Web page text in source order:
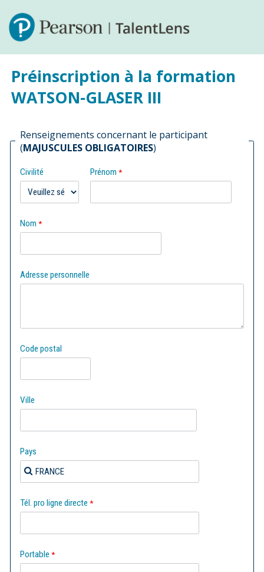
Préinscription à la formation
WATSON-GLASER III
Renseignements concernant le participant
(MAJUSCULES OBLIGATOIRES)
Civilité Prénom
Nom
Adresse personnelle
Code postal
Ville
Pays
Tél. pro ligne directe
Portable